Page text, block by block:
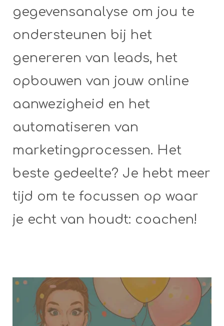
gegevensanalyse om jou te
ondersteunen bij het
genereren van leads, het
opbouwen van jouw online
aanwezigheid en het
automatiseren van
marketingprocessen. Het
beste gedeelte? Je hebt meer
tijd om te focussen op waar
je echt van houdt: coachen!